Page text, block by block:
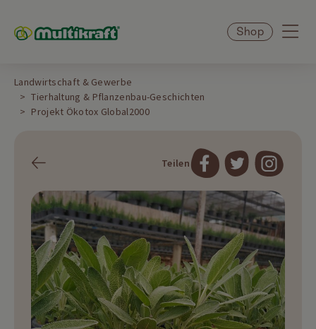
Shop
Landwirtschaft & Gewerbe
Tierhaltung & Pflanzenbau-Geschichten
Projekt Ökotox Global2000
Teilen